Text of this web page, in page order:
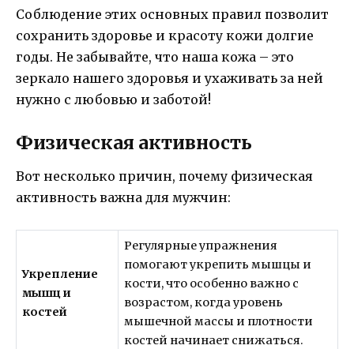
Соблюдение этих основных правил позволит
сохранить здоровье и красоту кожи долгие
годы. Не забывайте, что наша кожа – это
зеркало нашего здоровья и ухаживать за ней
нужно с любовью и заботой!
Физическая активность
Вот несколько причин, почему физическая
активность важна для мужчин:
Укрепление
мышц и
костей
Регулярные упражнения
помогают укрепить мышцы и
кости, что особенно важно с
возрастом, когда уровень
мышечной массы и плотности
костей начинает снижаться.